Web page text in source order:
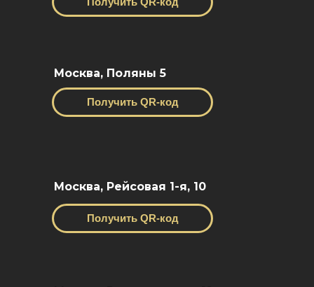
Москва, Поляны 5
Получить QR-код
Москва, Рейсовая 1-я, 10
Получить QR-код